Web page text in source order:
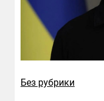
Без рубрики